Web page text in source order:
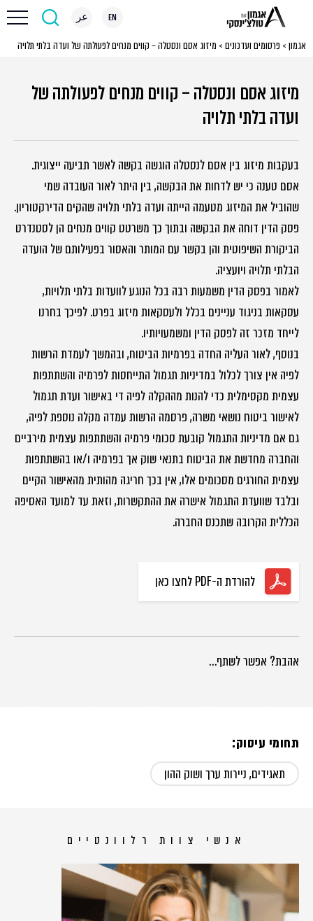
EN عر
אגמון > פרסומים ועדכונים > מיזוג אסם ונסטלה – קווים מנחים לפעולתה של ועדה בלתי תלויה
מיזוג אסם ונסטלה – קווים מנחים לפעולתה של
ועדה בלתי תלויה
בעקבות מיזוג בין אסם לנסטלה הוגשה בקשה לאשר תביעה ייצוגית.
אסם טענה כי יש לדחות את הבקשה, בין היתר לאור העובדה שמי
שהוביל את המיזוג מטעמה הייתה ועדה בלתי תלויה שהקים הדירקטוריון.
פסק הדין דוחה את הבקשה ובתוך כך משרטט קווים מנחים הן לסטנדרט
הביקורת השיפוטית והן בקשר עם המותר והאסור בפעילותם של הועדה
הבלתי תלויה ויועציה.
לאמור בפסק הדין משמעות רבה בכל הנוגע לוועדות בלתי תלויות,
עסקאות בניגוד עניינים בכלל ולעסקאות מיזוג בפרט. לפיכך בחרנו
לייחד מזכר זה לפסק הדין ומשמעויותיו.
בנוסף, לאור העליה החדה בפרמיות הביטוח, ובהמשך לעמדת הרשות
לפיה אין צורך לכלול במדיניות תגמול התייחסות לפרמיה והשתתפות
עצמית מקסימלית כדי להנות מההקלה לפיה די באישור ועדת תגמול
לאישור ביטוח נושאי משרה, פרסמה הרשות עמדה מקלה נוספת לפיה,
גם אם מדיניות התגמול קובעת סכומי פרמיה והשתתפות עצמית מירביים
והחברה מחדשת את הביטוח בתנאי שוק אך בפרמיה ו/או בהשתתפות
עצמית החורגים מסכומים אלו, אין בכך חריגה מהותית מהאישור הקיים
ובלבד שוועדת התגמול אישרה את ההתקשרות, וזאת עד למועד האסיפה
הכללית הקרובה שתכנס החברה.
להורדת ה-PDF לחצו כאן
אהבת? אפשר לשתף…
תחומי עיסוק:
תאגידים, ניירות ערך ושוק ההון
אנשי צוות רלוונטיים